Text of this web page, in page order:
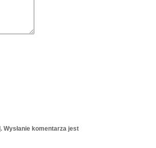
. Wysłanie komentarza jest